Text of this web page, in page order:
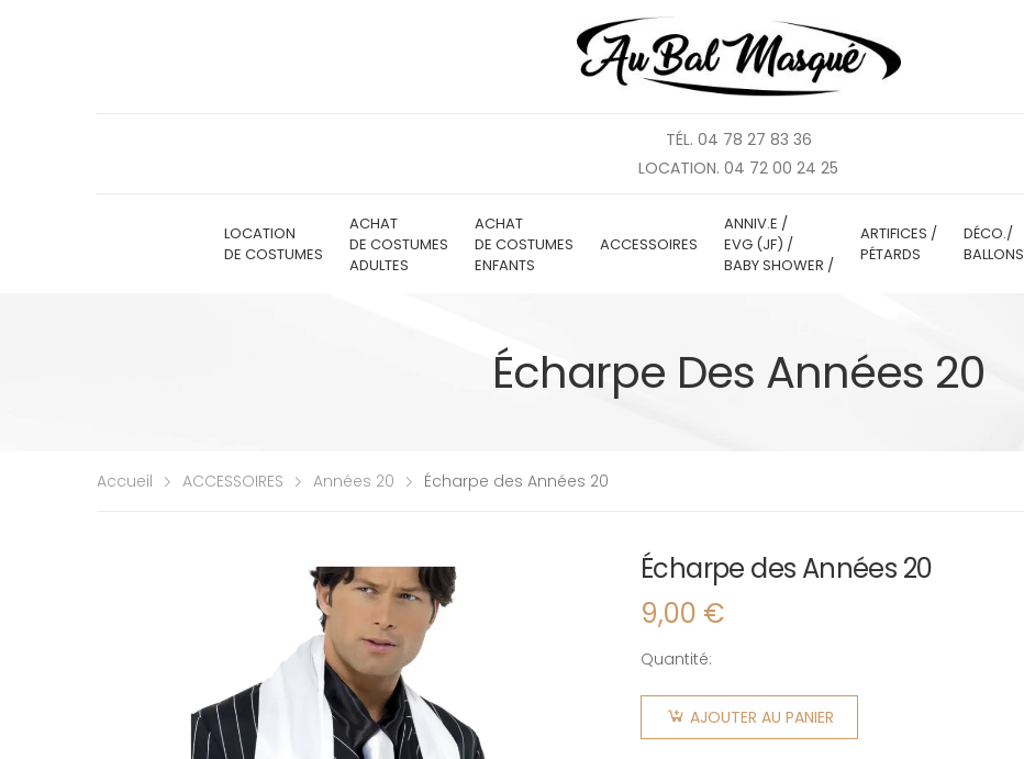
TÉL. 04 78 27 83 36
LOCATION. 04 72 00 24 25
LOCATION
DE COSTUMES
ACHAT
DE COSTUMES
ADULTES
ACHAT
DE COSTUMES
ENFANTS
ACCESSOIRES
ANNIV.E /
EVG (JF) /
BABY SHOWER /
ARTIFICES /
PÉTARDS
DÉCO./
BALLONS
Écharpe Des Années 20
Accueil ACCESSOIRES Années 20 Écharpe des Années 20
Écharpe des Années 20
9,00 €
Quantité:
quantité
de
Écharpe
AJOUTER AU PANIER